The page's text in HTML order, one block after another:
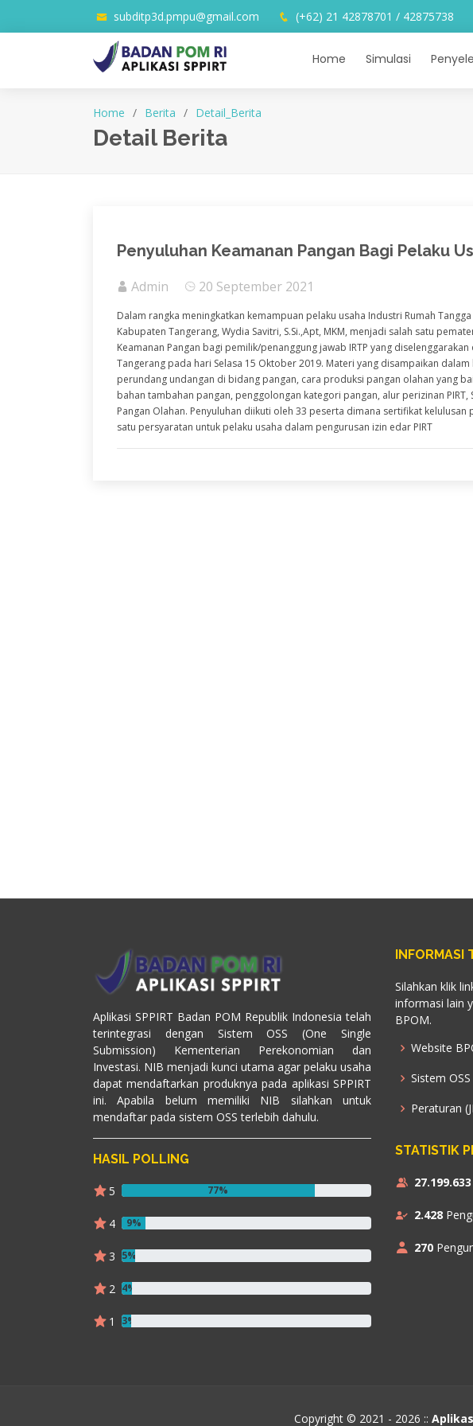
subditp3d.pmpu@gmail.com (+62) 21 42878701 / 42875738
Home Simulasi
Home Berita Detail_Berita
Detail Berita
Penyuluhan Keamanan Pangan Bagi Pelaku
Admin 20 September 2021
Dalam rangka meningkatkan kemampuan pelaku usaha Industri Rumah Tangga
Kabupaten Tangerang, Wydia Savitri, S.Si.,Apt, MKM, menjadi salah satu
Keamanan Pangan bagi pemilik/penanggung jawab IRTP yang
Tangerang pada hari Selasa 15 Oktober 2019. Materi yang disampaikan
perundang undangan di bidang pangan, cara produksi pangan olahan yang
bahan tambahan pangan, penggolongan kategori pangan, alur perizinan PIRT,
Pangan Olahan. Penyuluhan diikuti oleh 33 peserta dimana sertifikat
satu persyaratan untuk pelaku usaha dalam pengurusan izin edar PIRT
Aplikasi SPPIRT Badan POM Republik Indonesia telah
terintegrasi dengan Sistem OSS (One Single
Submission) Kementerian Perekonomian dan
Investasi. NIB menjadi kunci utama agar pelaku usaha
dapat mendaftarkan produknya pada aplikasi SPPIRT
ini. Apabila belum memiliki NIB silahkan untuk
mendaftar pada sistem OSS terlebih dahulu.
HASIL POLLING
5 77%
4 9%
3 5%
2 4%
1 3%
INFORMASI
Silahkan klik
informasi lain
BPOM.
Website
Sistem OSS
Peraturan
STATISTIK
27.199.633
2.428
270
Copyright © 2021 - 2026 ::